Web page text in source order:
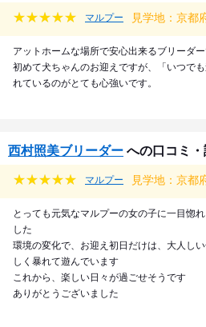
マルプー 見学地：京都
アットホームな場所で安心出来るブリーダー
初めて犬ちゃんのお迎えですが、「いつで
れているのがとても心強いです。
西村照美ブリーダーへの口コミ
マルプー 見学地：京都
とっても元気なマルプーの女の子に一目惚
した
環境の変化で、お迎え初日だけは、大人し
しく暴れて遊んでいます
これから、楽しい日々が過ごせそうです
ありがとうございました